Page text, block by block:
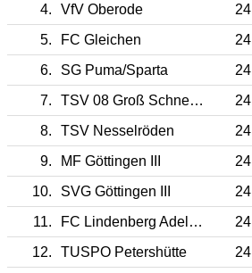
4.
VfV Oberode 24
5.
FC Gleichen 24
6.
SG Puma/Sparta 24
7.
TSV 08 Groß Schneen 24
8.
TSV Nesselröden 24
9.
MF Göttingen III 24
10.
SVG Göttingen III 24
11.
FC Lindenberg Adelebsen 24
12.
TUSPO Petershütte 24